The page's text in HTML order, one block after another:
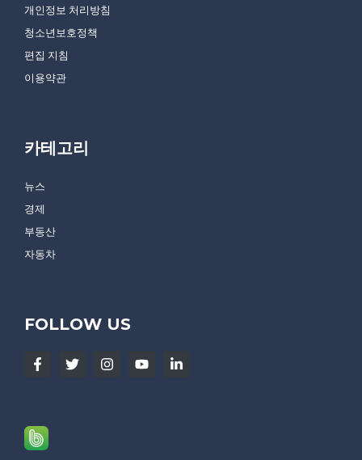
개인정보 처리방침
청소년보호정책
편집 지침
이용약관
카테고리
뉴스
경제
부동산
자동차
FOLLOW US